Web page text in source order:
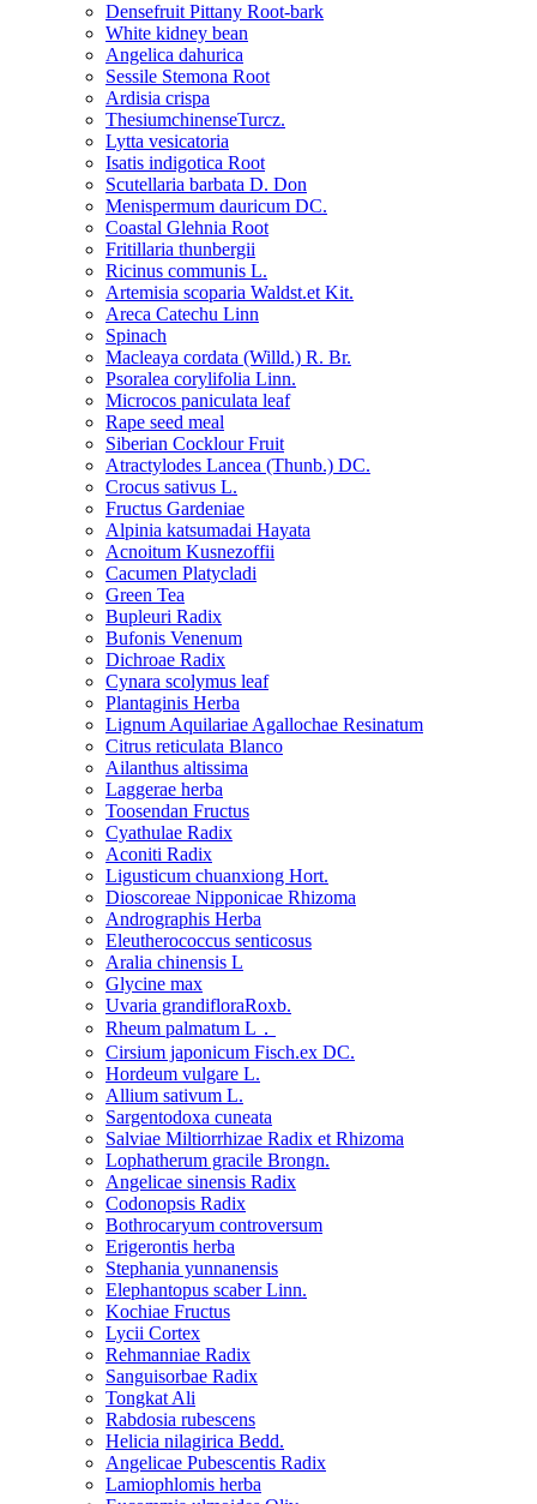
Densefruit Pittany Root-bark
White kidney bean
Angelica dahurica
Sessile Stemona Root
Ardisia crispa
ThesiumchinenseTurcz.
Lytta vesicatoria
Isatis indigotica Root
Scutellaria barbata D. Don
Menispermum dauricum DC.
Coastal Glehnia Root
Fritillaria thunbergii
Ricinus communis L.
Artemisia scoparia Waldst.et Kit.
Areca Catechu Linn
Spinach
Macleaya cordata (Willd.) R. Br.
Psoralea corylifolia Linn.
Microcos paniculata leaf
Rape seed meal
Siberian Cocklour Fruit
Atractylodes Lancea (Thunb.) DC.
Crocus sativus L.
Fructus Gardeniae
Alpinia katsumadai Hayata
Acnoitum Kusnezoffii
Cacumen Platycladi
Green Tea
Bupleuri Radix
Bufonis Venenum
Dichroae Radix
Cynara scolymus leaf
Plantaginis Herba
Lignum Aquilariae Agallochae Resinatum
Citrus reticulata Blanco
Ailanthus altissima
Laggerae herba
Toosendan Fructus
Cyathulae Radix
Aconiti Radix
Ligusticum chuanxiong Hort.
Dioscoreae Nipponicae Rhizoma
Andrographis Herba
Eleutherococcus senticosus
Aralia chinensis L
Glycine max
Uvaria grandifloraRoxb.
Rheum palmatum L．
Cirsium japonicum Fisch.ex DC.
Hordeum vulgare L.
Allium sativum L.
Sargentodoxa cuneata
Salviae Miltiorrhizae Radix et Rhizoma
Lophatherum gracile Brongn.
Angelicae sinensis Radix
Codonopsis Radix
Bothrocaryum controversum
Erigerontis herba
Stephania yunnanensis
Elephantopus scaber Linn.
Kochiae Fructus
Lycii Cortex
Rehmanniae Radix
Sanguisorbae Radix
Tongkat Ali
Rabdosia rubescens
Helicia nilagirica Bedd.
Angelicae Pubescentis Radix
Lamiophlomis herba